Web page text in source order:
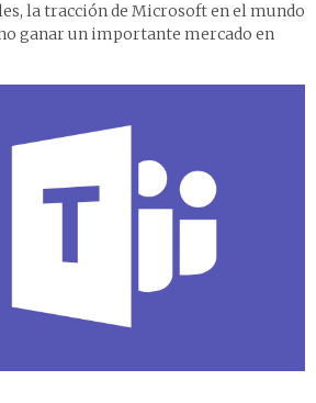
la tracción de Microsoft en el mundo
ganar un importante mercado en